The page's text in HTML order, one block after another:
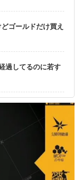
ゴールドだけ買え
過してるのに若す